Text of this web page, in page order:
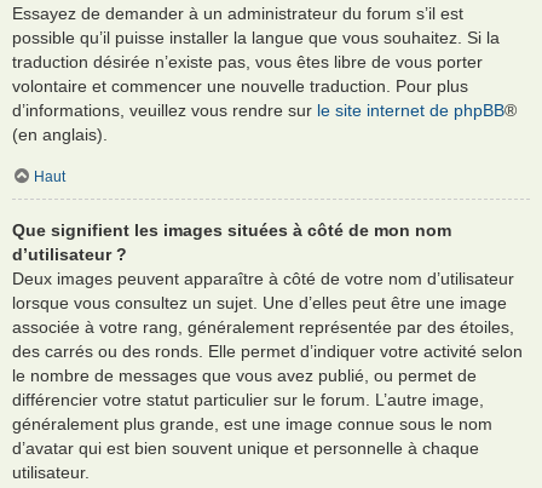
Essayez de demander à un administrateur du forum s’il est
possible qu’il puisse installer la langue que vous souhaitez. Si la
traduction désirée n’existe pas, vous êtes libre de vous porter
volontaire et commencer une nouvelle traduction. Pour plus
d’informations, veuillez vous rendre sur le site internet de phpBB®
(en anglais).
Haut
Que signifient les images situées à côté de mon nom
d’utilisateur ?
Deux images peuvent apparaître à côté de votre nom d’utilisateur
lorsque vous consultez un sujet. Une d’elles peut être une image
associée à votre rang, généralement représentée par des étoiles,
des carrés ou des ronds. Elle permet d’indiquer votre activité selon
le nombre de messages que vous avez publié, ou permet de
différencier votre statut particulier sur le forum. L’autre image,
généralement plus grande, est une image connue sous le nom
d’avatar qui est bien souvent unique et personnelle à chaque
utilisateur.